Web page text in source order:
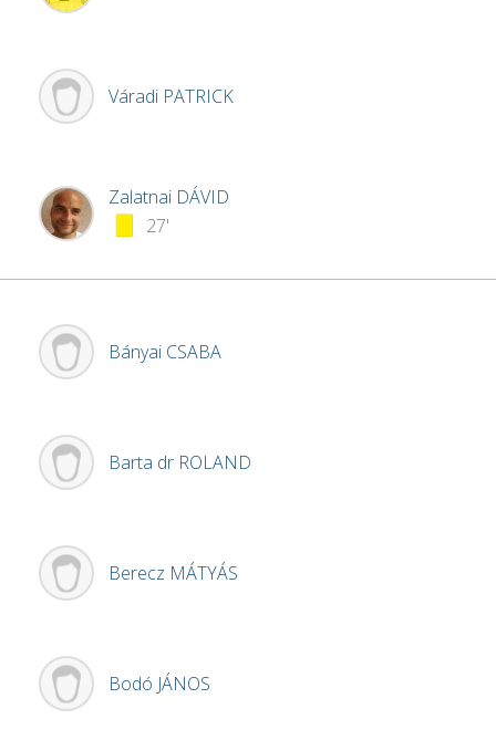
Váradi PATRICK
Zalatnai DÁVID
27'
Bányai CSABA
Barta dr ROLAND
Berecz MÁTYÁS
Bodó JÁNOS